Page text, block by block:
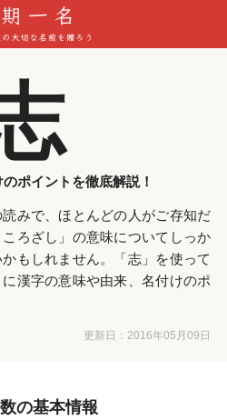
ポイントを徹底解説！
読みで、ほとんどの人がご存知だ
ろざし」の意味についてしっか
もしれません。「志」を使って
漢字の意味や由来、名付けのポ
更新日： 2016年05月09日
の基本情報